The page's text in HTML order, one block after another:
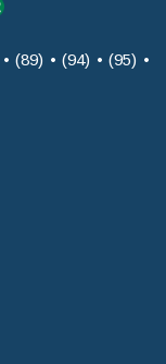
(89) • (94) • (95) •